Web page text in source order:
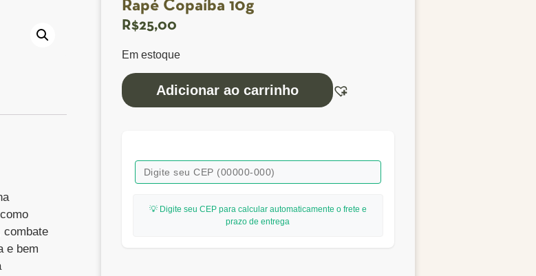
combate
e bem
Rapé Copaíba 10g
R$25,00
Em estoque
Adicionar ao carrinho
💡 Digite seu CEP para calcular automaticamente o frete e
prazo de entrega